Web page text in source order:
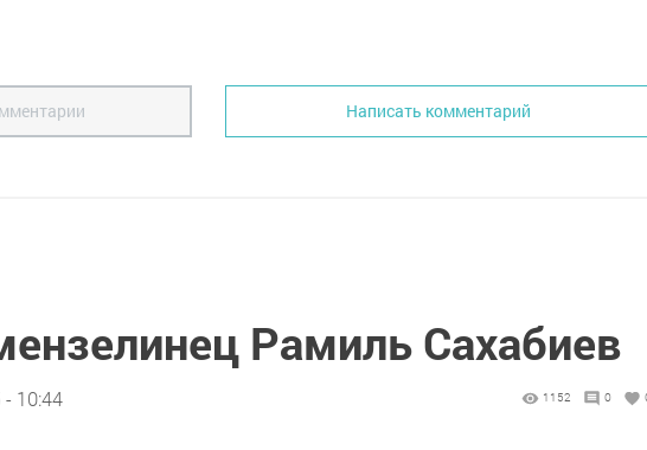
Написать комментарий
Рамиль Сахабиев
10:44 1152 0